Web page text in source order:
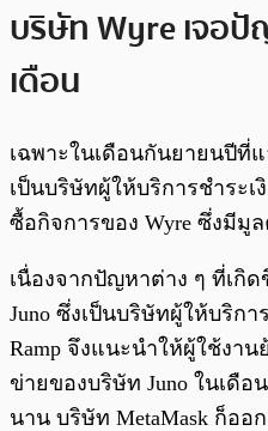
บริษัท Wyre เจอ
เดือน
เฉพาะในเดือนกันยายนปีที่
เป็นบริษัทผู้ให้บริการชำระ
ซื้อกิจการของ Wyre ซึ่งมีมู
เนื่องจากปัญหาต่าง ๆ ที่เกิ
Juno ซึ่งเป็นบริษัทผู้ให้บริกา
Ramp จึงแนะนำให้ผู้ใช้งา
ข่ายของบริษัท Juno ในเดื
นาน บริษัท MetaMask ก็ออ